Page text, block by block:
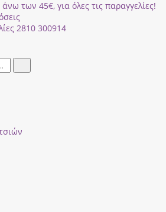
των 45€, για όλες τις παραγγελίες!
2810 300914